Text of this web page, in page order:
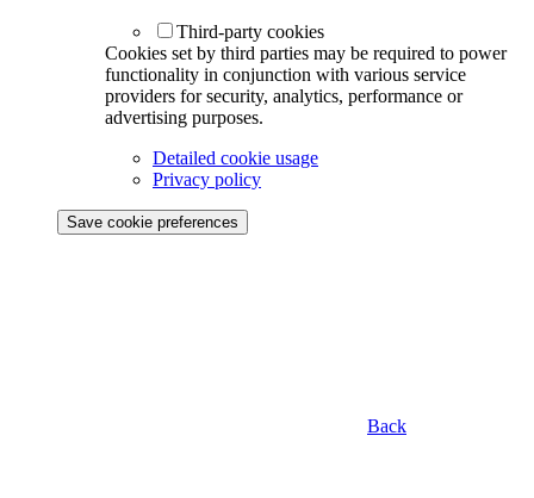
Third-party cookies
Cookies set by third parties may be required to power
functionality in conjunction with various service
providers for security, analytics, performance or
advertising purposes.
Detailed cookie usage
Privacy policy
Save cookie preferences
Back